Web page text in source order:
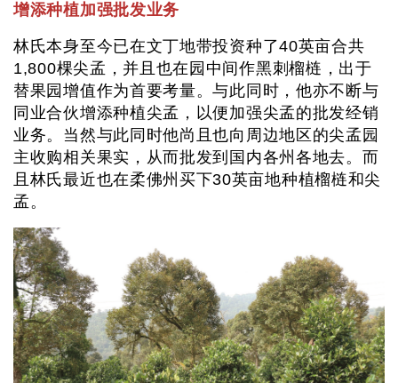
增添种植加强批发业务
林氏本身至今已在文丁地带投资种了40英亩合共
1,800棵尖孟，并且也在园中间作黑刺榴梿，出于
替果园增值作为首要考量。与此同时，他亦不断与
同业合伙增添种植尖孟，以便加强尖孟的批发经销
业务。当然与此同时他尚且也向周边地区的尖孟园
主收购相关果实，从而批发到国内各州各地去。而
且林氏最近也在柔佛州买下30英亩地种植榴梿和尖
孟。